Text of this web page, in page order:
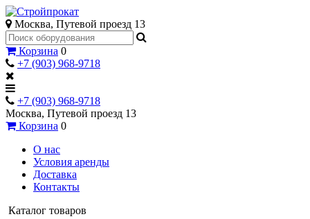
Москва, Путевой проезд 13
Корзина 0
+7 (903) 968-9718
+7 (903) 968-9718
Москва, Путевой проезд 13
Корзина 0
О нас
Условия аренды
Доставка
Контакты
Каталог товаров